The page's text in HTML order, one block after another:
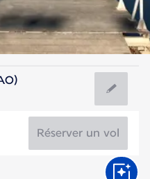
Réserver un vol